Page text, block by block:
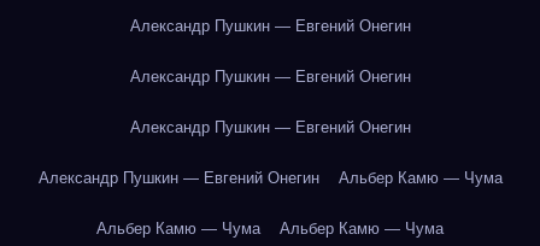
Александр Пушкин — Евгений Онегин
Александр Пушкин — Евгений Онегин
Александр Пушкин — Евгений Онегин
Александр Пушкин — Евгений Онегин Альбер Камю — Чума
Альбер Камю — Чума Альбер Камю — Чума